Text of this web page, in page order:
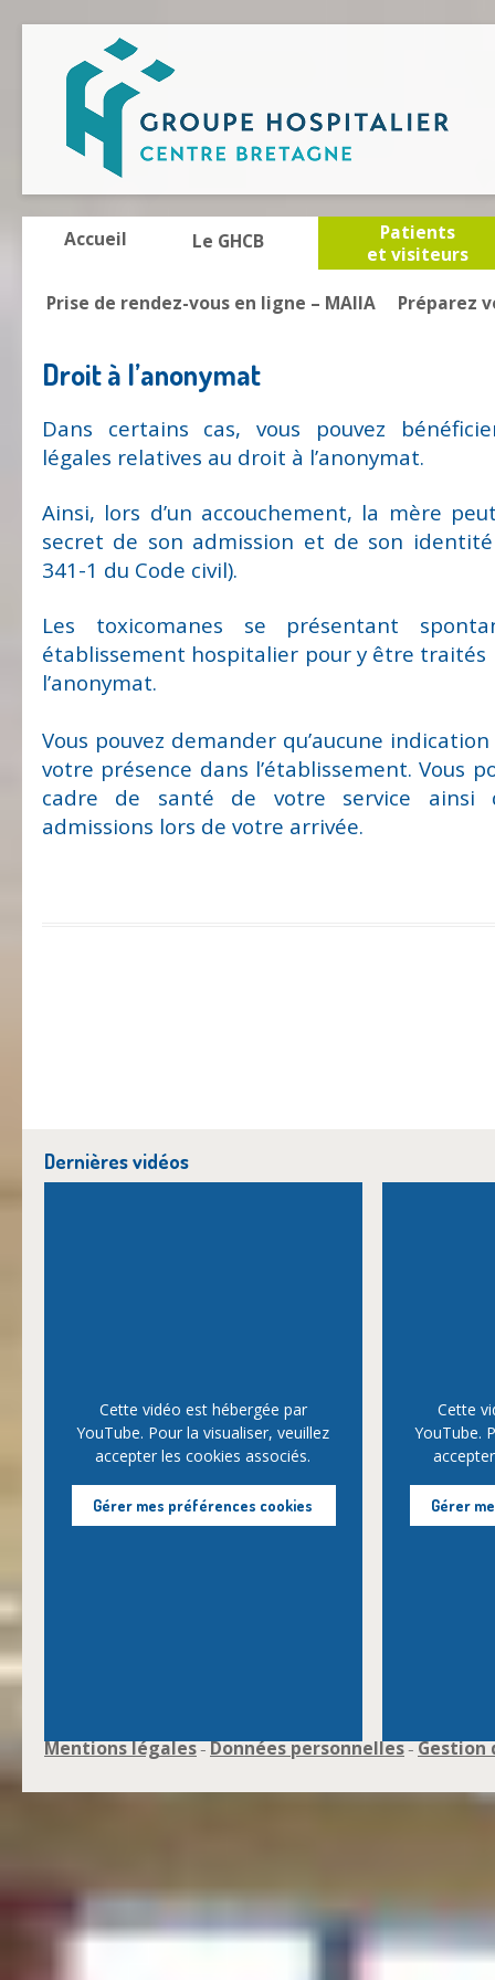
Accueil Le GHCB
Patients
et visiteurs
Prise de rendez-vous en ligne – MAIIA
Préparez
Droit à l’anonymat
Dans certains cas, vous pouvez
légales relatives au droit à l’anonymat.
Ainsi, lors d’un accouchement, la mère
secret de son admission et de son
341-1 du Code civil).
Les toxicomanes se présentant
établissement hospitalier pour y être traités
l’anonymat.
Vous pouvez demander qu’aucune
votre présence dans l’établissement. Vous
cadre de santé de votre service ainsi
admissions lors de votre arrivée.
Dernières vidéos
Cette vidéo est hébergée par
YouTube. Pour la visualiser, veuillez
accepter les cookies associés.
Gérer mes préférences cookies
Cette
YouTube.
Gérer
Mentions légales-Données personnelles-Gestion